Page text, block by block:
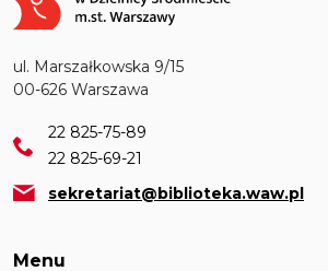
ul. Marszałkowska 9/15
00-626 Warszawa
22 825-75-89
22 825-69-21
sekretariat@biblioteka.waw.pl
Menu